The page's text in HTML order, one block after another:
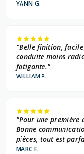
YANN G.
"Belle finition,
conduite moins
fatigante."
WILLIAM P.
"Pour une première
Bonne
pièces, tout est
MARC F.